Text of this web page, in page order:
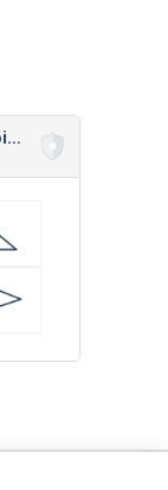
Рівність геометричних фігур